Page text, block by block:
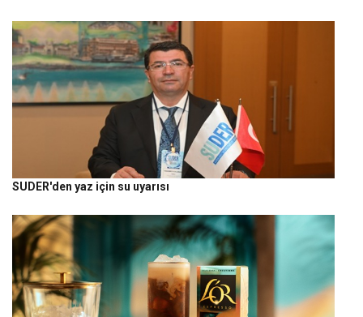
SUDER'den yaz için su uyarısı